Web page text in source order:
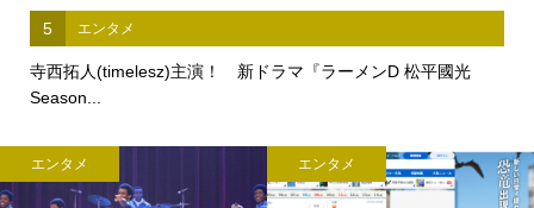
5 エンタメ
寺西拓人(timelesz)主演！ 新ドラマ『ラーメンD 松平國光
Season...
エンタメ エンタメ